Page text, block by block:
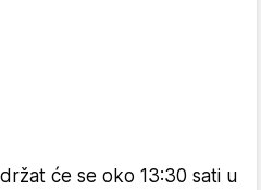
će se oko 13:30 sati u